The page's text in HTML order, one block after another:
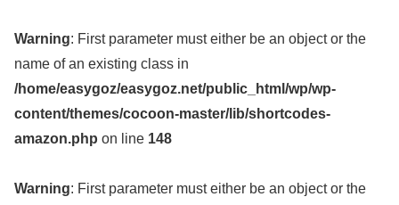
Warning: First parameter must either be an object or the
name of an existing class in
/home/easygoz/easygoz.net/public_html/wp/wp-
content/themes/cocoon-master/lib/shortcodes-
amazon.php on line 148
Warning: First parameter must either be an object or the